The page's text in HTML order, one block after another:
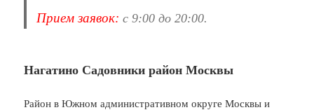
Прием заявок: с 9:00 до 20:00.
Нагатино Садовники район Москвы
Район в Южном административном округе Москвы и